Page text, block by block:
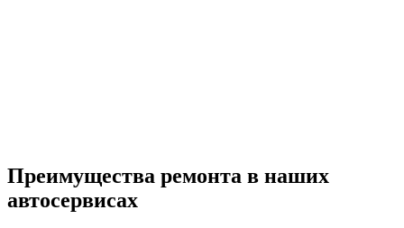
Преимущества ремонта в наших
автосервисах